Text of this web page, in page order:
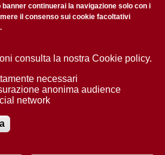
Privacy
Area stampa
di Padova n. 2097/2012 del 18 giugno
continuerai la navigazione solo con i
il consenso sui cookie facoltativi
consulta la nostra Cookie policy.
necessari
anonima audience
network